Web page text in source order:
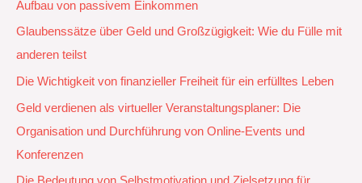
Aufbau von passivem Einkommen
Glaubenssätze über Geld und Großzügigkeit: Wie du Fülle mit
anderen teilst
Die Wichtigkeit von finanzieller Freiheit für ein erfülltes Leben
Geld verdienen als virtueller Veranstaltungsplaner: Die
Organisation und Durchführung von Online-Events und
Konferenzen